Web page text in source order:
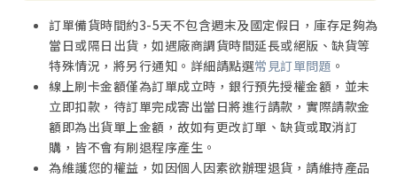
訂單備貨時間約3-5天不包含週末及國定假日，庫存足夠為
當日或隔日出貨，如遇廠商調貨時間延長或絕版、缺貨等
特殊情況，將另行通知。詳細請點選常見訂單問題 。
線上刷卡金額僅為訂單成立時，銀行預先授權金額，並未
立即扣款，待訂單完成寄出當日將進行請款，實際請款金
額即為出貨單上金額，故如有更改訂單、缺貨或取消訂
購，皆不會有刷退程序產生。
為維護您的權益，如因個人因素欲辦理退貨，請維持產品